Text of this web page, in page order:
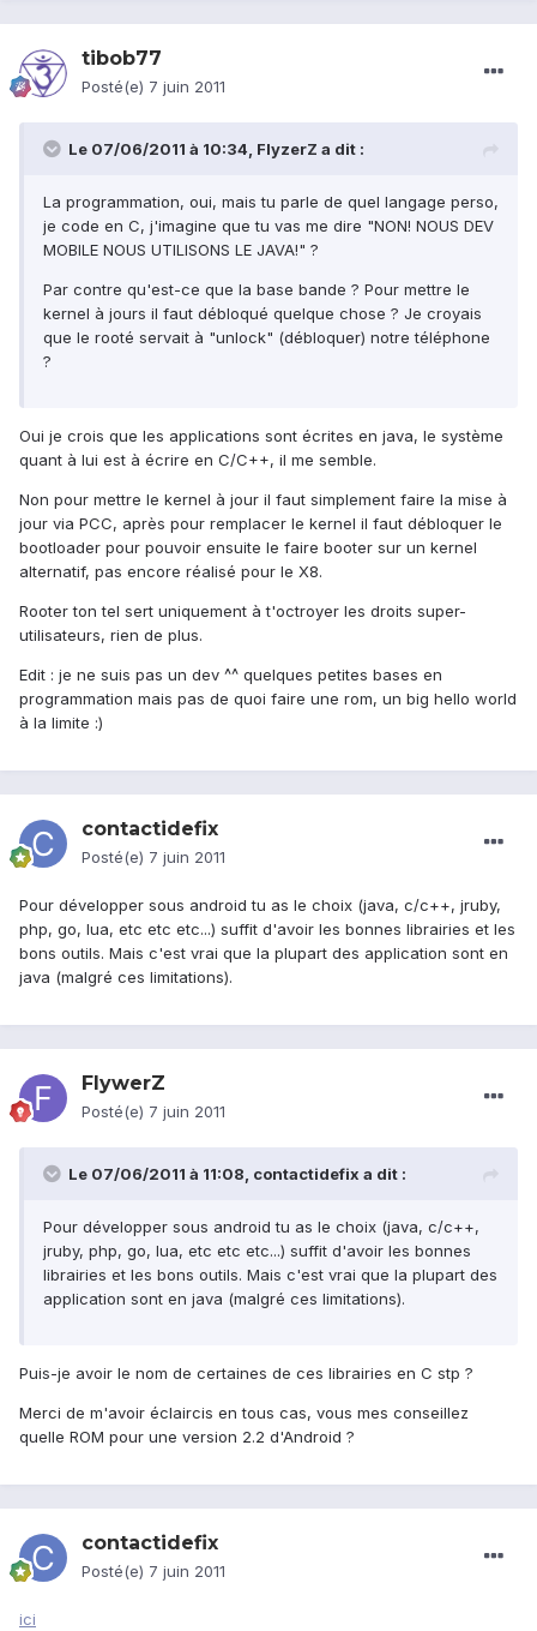
tibob77
Posté(e) 7 juin 2011
Le 07/06/2011 à 10:34, FlyzerZ a dit :
La programmation, oui, mais tu parle de quel langage perso,
je code en C, j'imagine que tu vas me dire "NON! NOUS DEV
MOBILE NOUS UTILISONS LE JAVA!" ?
Par contre qu'est-ce que la base bande ? Pour mettre le
kernel à jours il faut débloqué quelque chose ? Je croyais
que le rooté servait à "unlock" (débloquer) notre téléphone
?
Oui je crois que les applications sont écrites en java, le système
quant à lui est à écrire en C/C++, il me semble.
Non pour mettre le kernel à jour il faut simplement faire la mise à
jour via PCC, après pour remplacer le kernel il faut débloquer le
bootloader pour pouvoir ensuite le faire booter sur un kernel
alternatif, pas encore réalisé pour le X8.
Rooter ton tel sert uniquement à t'octroyer les droits super-
utilisateurs, rien de plus.
Edit : je ne suis pas un dev ^^ quelques petites bases en
programmation mais pas de quoi faire une rom, un big hello world
à la limite :)
contactidefix
Posté(e) 7 juin 2011
Pour développer sous android tu as le choix (java, c/c++, jruby,
php, go, lua, etc etc etc...) suffit d'avoir les bonnes librairies et les
bons outils. Mais c'est vrai que la plupart des application sont en
java (malgré ces limitations).
FlywerZ
Posté(e) 7 juin 2011
Le 07/06/2011 à 11:08, contactidefix a dit :
Pour développer sous android tu as le choix (java, c/c++,
jruby, php, go, lua, etc etc etc...) suffit d'avoir les bonnes
librairies et les bons outils. Mais c'est vrai que la plupart des
application sont en java (malgré ces limitations).
Puis-je avoir le nom de certaines de ces librairies en C stp ?
Merci de m'avoir éclaircis en tous cas, vous mes conseillez
quelle ROM pour une version 2.2 d'Android ?
contactidefix
Posté(e) 7 juin 2011
ici